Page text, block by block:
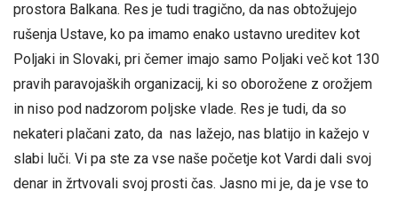
prostora Balkana. Res je tudi tragično, da nas obtožujejo
rušenja Ustave, ko pa imamo enako ustavno ureditev kot
Poljaki in Slovaki, pri čemer imajo samo Poljaki več kot 130
pravih paravojaških organizacij, ki so oborožene z orožjem
in niso pod nadzorom poljske vlade. Res je tudi, da so
nekateri plačani zato, da nas lažejo, nas blatijo in kažejo v
slabi luči. Vi pa ste za vse naše početje kot Vardi dali svoj
denar in žrtvovali svoj prosti čas. Jasno mi je, da je vse to